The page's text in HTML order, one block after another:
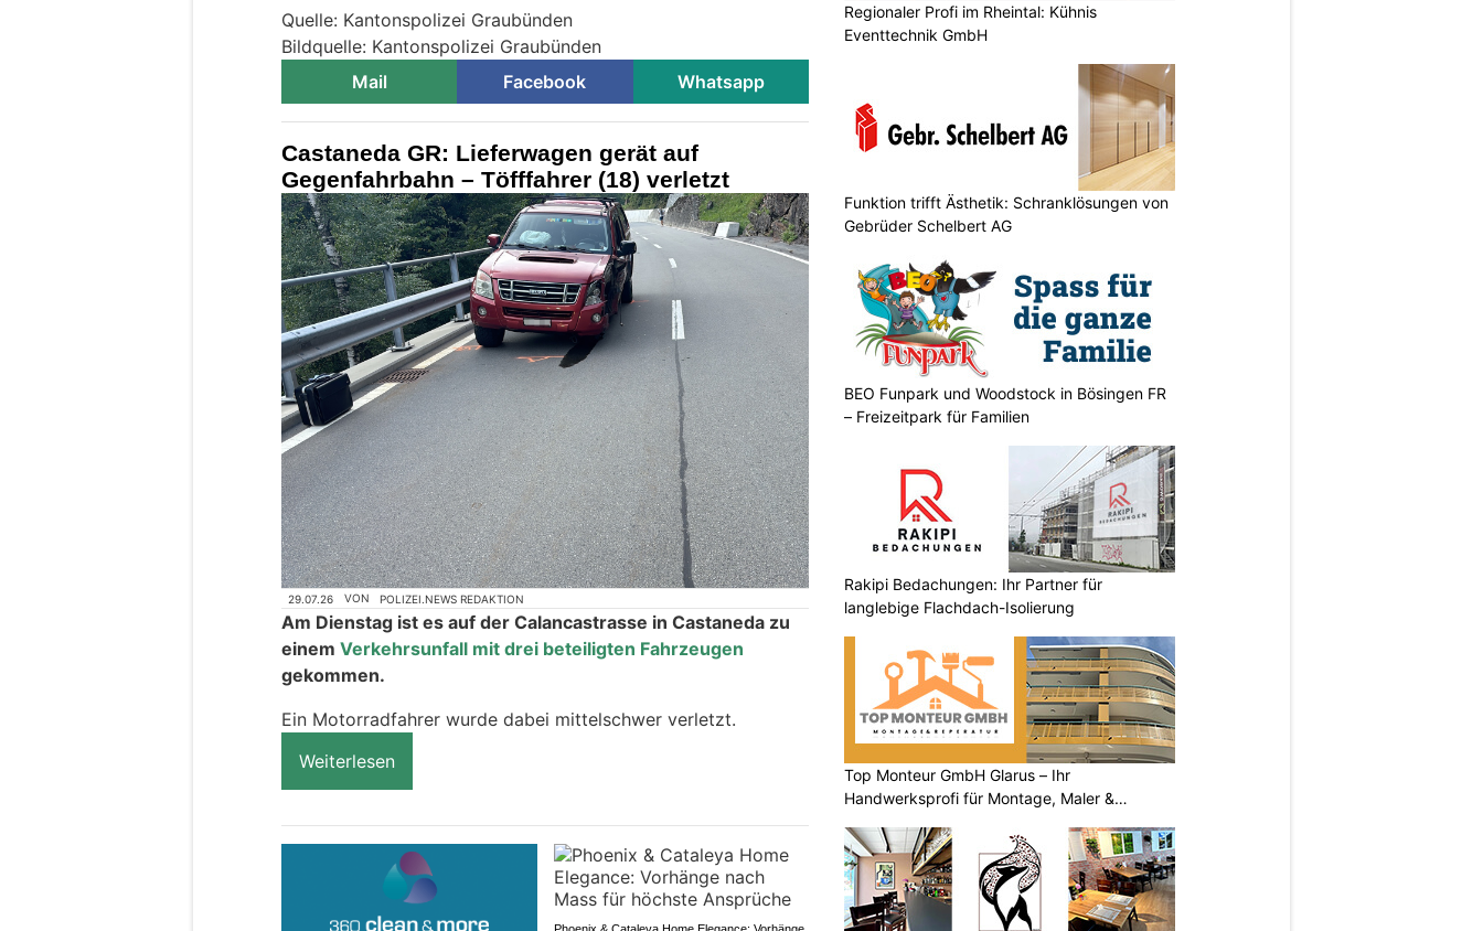
Quelle: Kantonspolizei Graubünden
Bildquelle: Kantonspolizei Graubünden
Mail
Facebook Whatsapp
Castaneda GR: Lieferwagen gerät auf
Gegenfahrbahn – Töfffahrer (18) verletzt
29.07.26 VON POLIZEI.NEWS REDAKTION
Am Dienstag ist es auf der Calancastrasse in Castaneda zu
einem Verkehrsunfall mit drei beteiligten Fahrzeugen
gekommen.
Ein Motorradfahrer wurde dabei mittelschwer verletzt.
Weiterlesen
Regionaler Profi im Rheintal: Kühnis
Eventtechnik GmbH
Funktion trifft Ästhetik: Schranklösungen von
Gebrüder Schelbert AG
BEO Funpark und Woodstock in Bösingen FR
– Freizeitpark für Familien
Rakipi Bedachungen: Ihr Partner für
langlebige Flachdach-Isolierung
Top Monteur GmbH Glarus – Ihr
Handwerksprofi für Montage, Maler &